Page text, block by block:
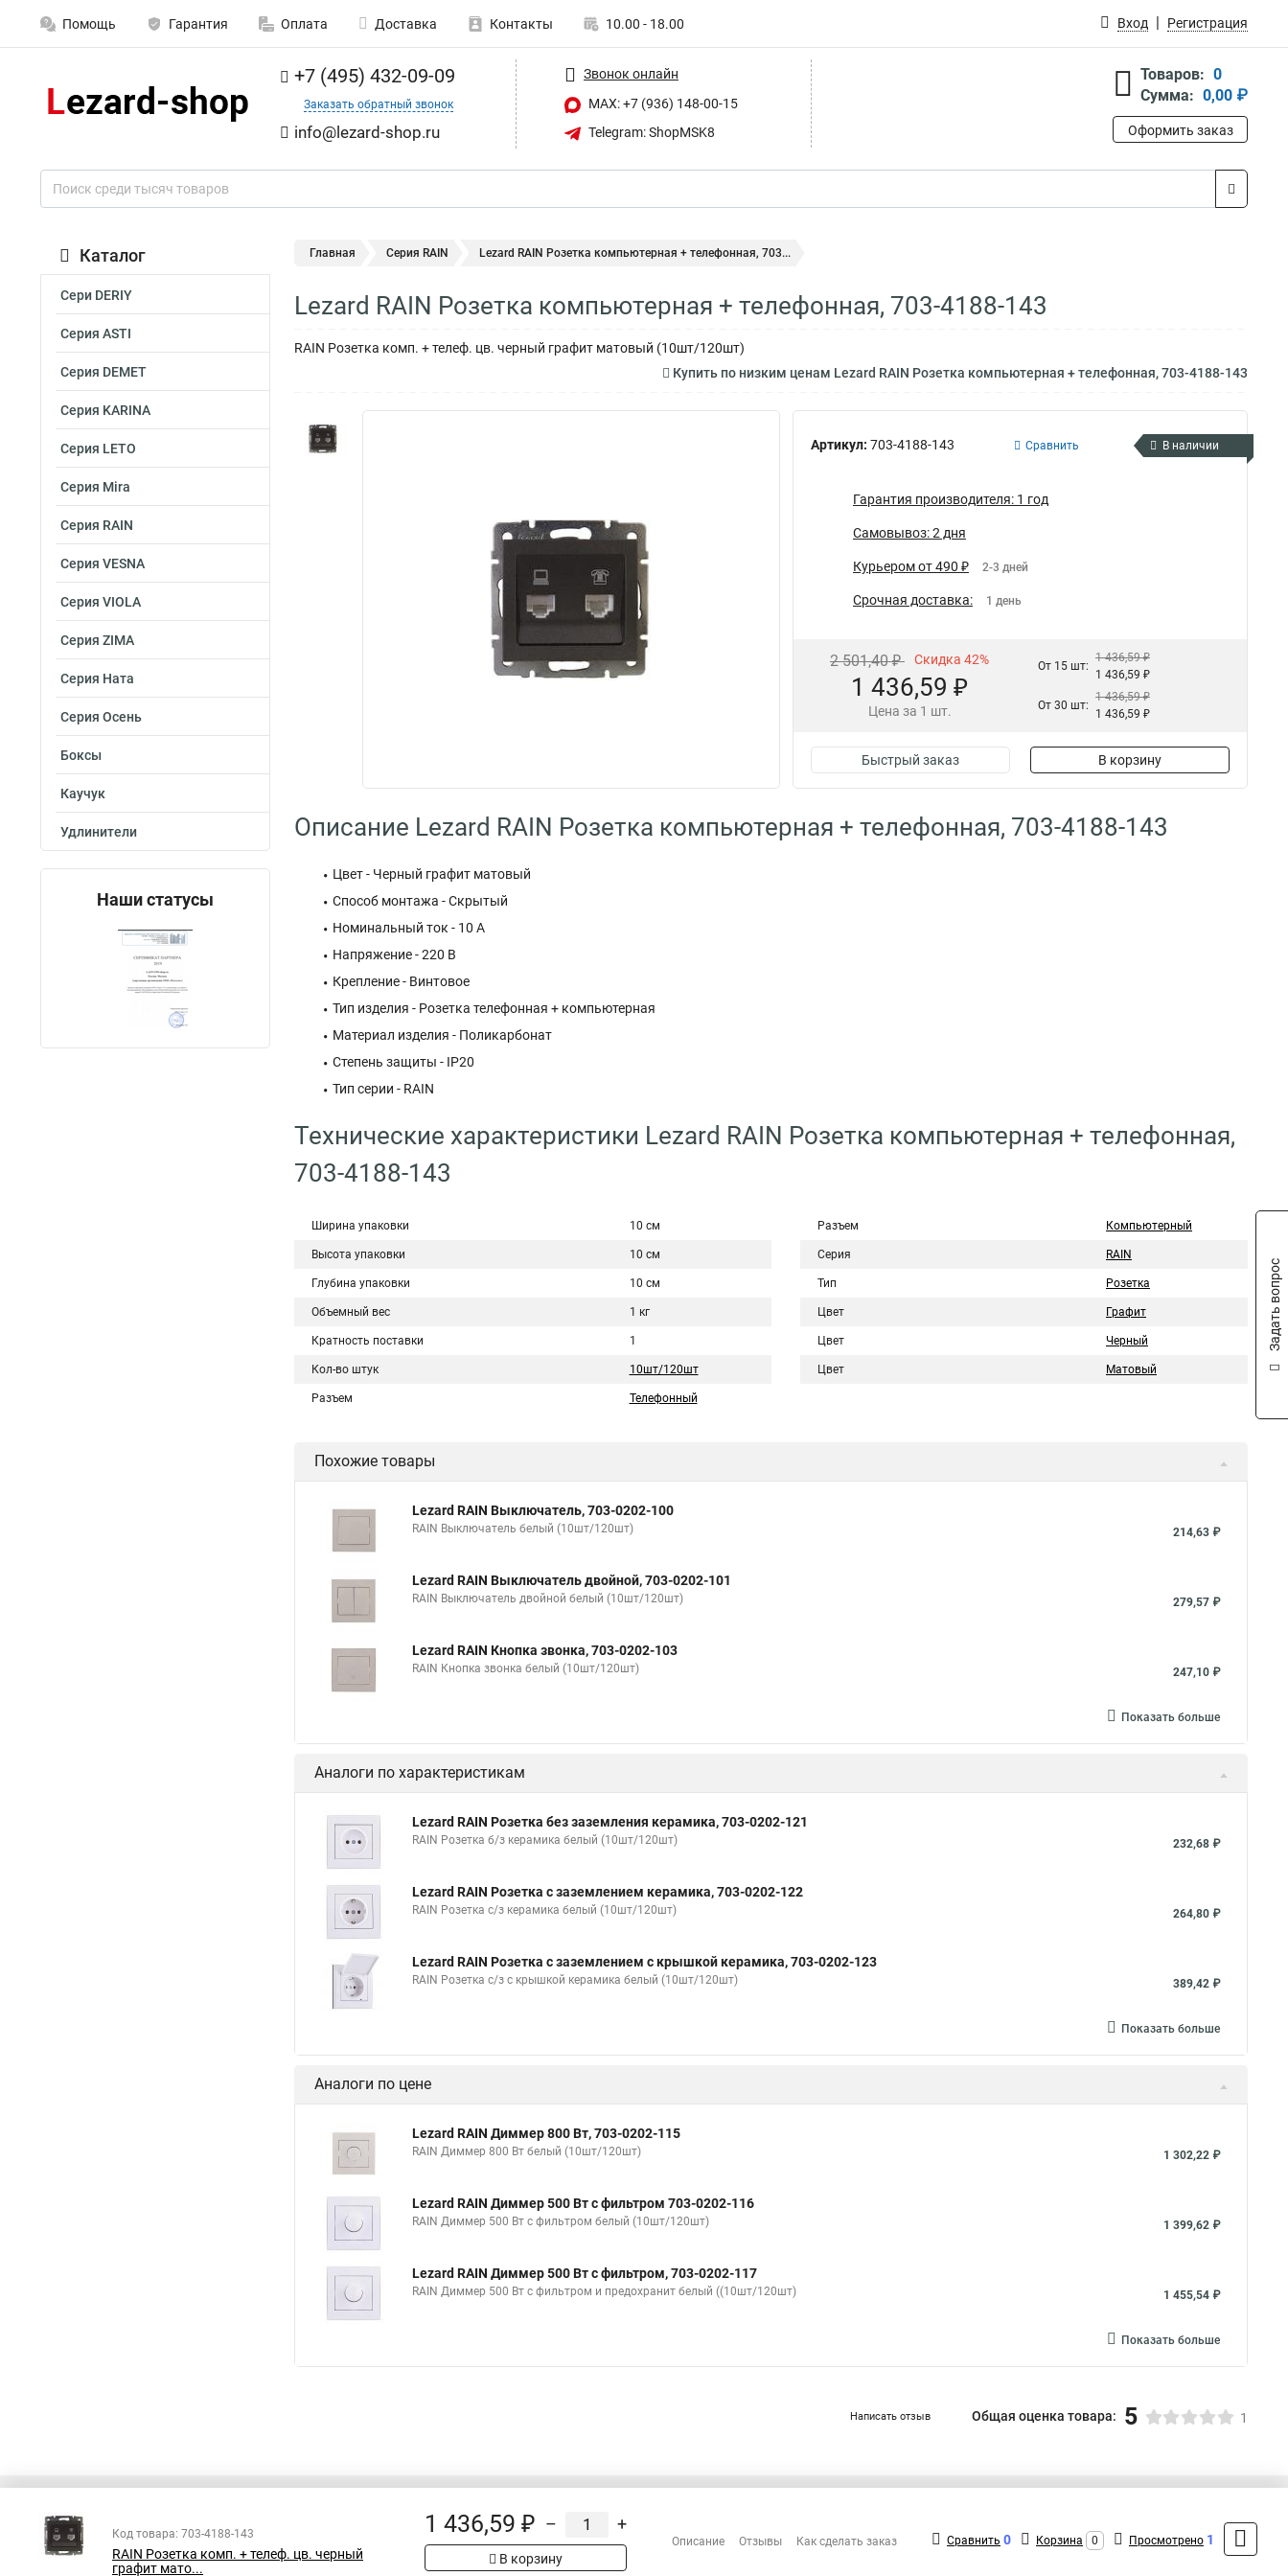
Помощь Гарантия Оплата Доставка Контакты 10.00 - 18.00 Вход Регистрация
+7 (495) 432-09-09
Заказать обратный звонок
info@lezard-shop.ru
Звонок онлайн
MAX: +7 (936) 148-00-15
Telegram: ShopMSK8
Товаров: 0
Сумма: 0,00 ₽
Оформить заказ
Каталог
Сери DERIY
Серия ASTI
Серия DEMET
Серия KARINA
Серия LETO
Серия Mira
Серия RAIN
Серия VESNA
Серия VIOLA
Серия ZIMA
Серия Ната
Серия Осень
Боксы
Каучук
Удлинители
Наши статусы
Главная Серия RAIN Lezard RAIN Розетка компьютерная + телефонная, 703...
Lezard RAIN Розетка компьютерная + телефонная, 703-4188-143
RAIN Розетка комп. + телеф. цв. черный графит матовый (10шт/120шт)
Купить по низким ценам Lezard RAIN Розетка компьютерная + телефонная, 703-4188-143
Артикул: 703-4188-143 Сравнить В наличии
Гарантия производителя: 1 год
Самовывоз: 2 дня
Курьером от 490 ₽ 2-3 дней
Срочная доставка: 1 день
2 501,40 ₽ Скидка 42%
1 436,59 ₽
Цена за 1 шт.
От 15 шт:
1 436,59 ₽
1 436,59 ₽
От 30 шт:
1 436,59 ₽
1 436,59 ₽
Быстрый заказ В корзину
Описание Lezard RAIN Розетка компьютерная + телефонная, 703-4188-143
Цвет - Черный графит матовый
Способ монтажа - Скрытый
Номинальный ток - 10 А
Напряжение - 220 В
Крепление - Винтовое
Тип изделия - Розетка телефонная + компьютерная
Материал изделия - Поликарбонат
Степень защиты - IP20
Тип серии - RAIN
Технические характеристики Lezard RAIN Розетка компьютерная + телефонная,
703-4188-143
Ширина упаковки 10 см
Высота упаковки 10 см
Глубина упаковки 10 см
Объемный вес 1 кг
Кратность поставки 1
Кол-во штук 10шт/120шт
Разъем Телефонный
Разъем Компьютерный
Серия RAIN
Тип Розетка
Цвет Графит
Цвет Черный
Цвет Матовый
Похожие товары
Lezard RAIN Выключатель, 703-0202-100
RAIN Выключатель белый (10шт/120шт) 214,63 ₽
Lezard RAIN Выключатель двойной, 703-0202-101
RAIN Выключатель двойной белый (10шт/120шт) 279,57 ₽
Lezard RAIN Кнопка звонка, 703-0202-103
RAIN Кнопка звонка белый (10шт/120шт) 247,10 ₽
Показать больше
Аналоги по характеристикам
Lezard RAIN Розетка без заземления керамика, 703-0202-121
RAIN Розетка б/з керамика белый (10шт/120шт) 232,68 ₽
Lezard RAIN Розетка с заземлением керамика, 703-0202-122
RAIN Розетка с/з керамика белый (10шт/120шт) 264,80 ₽
Lezard RAIN Розетка с заземлением с крышкой керамика, 703-0202-123
RAIN Розетка с/з с крышкой керамика белый (10шт/120шт) 389,42 ₽
Показать больше
Аналоги по цене
Lezard RAIN Диммер 800 Вт, 703-0202-115
RAIN Диммер 800 Вт белый (10шт/120шт) 1 302,22 ₽
Lezard RAIN Диммер 500 Вт с фильтром 703-0202-116
RAIN Диммер 500 Вт с фильтром белый (10шт/120шт) 1 399,62 ₽
Lezard RAIN Диммер 500 Вт с фильтром, 703-0202-117
RAIN Диммер 500 Вт с фильтром и предохранит белый ((10шт/120шт) 1 455,54 ₽
Показать больше
Написать отзыв Общая оценка товара: 5 1
Все права защищены
Сотрудничество
+7 (495) 432-09-09
MAX: +7 (936) 148-00-15
Код товара: 703-4188-143
RAIN Розетка комп. + телеф. цв. черный
графит мато...
1 436,59 ₽ – +
В корзину
Описание Отзывы Как сделать заказ Сравнить 0 Корзина 0 Просмотрено 1
Задать вопрос